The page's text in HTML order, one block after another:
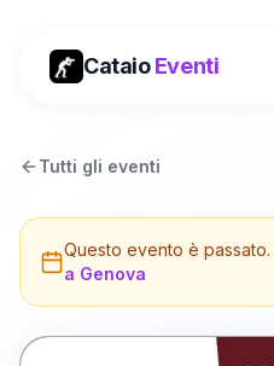
CataioEventi
Tutti gli eventi
Questo evento è passato.
a Genova